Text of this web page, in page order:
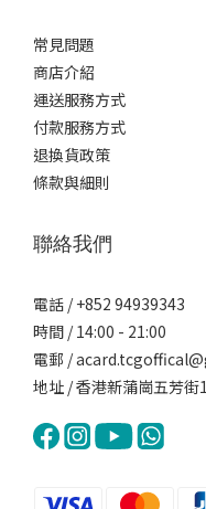
常見問題
商店介紹
運送服務方式
付款服務方式
退換貨政策
條款與細則
聯絡我們
電話 / +852 94939343
時間 / 14:00 - 21:00
電郵 /
地址 / 香港新蒲崗五芳